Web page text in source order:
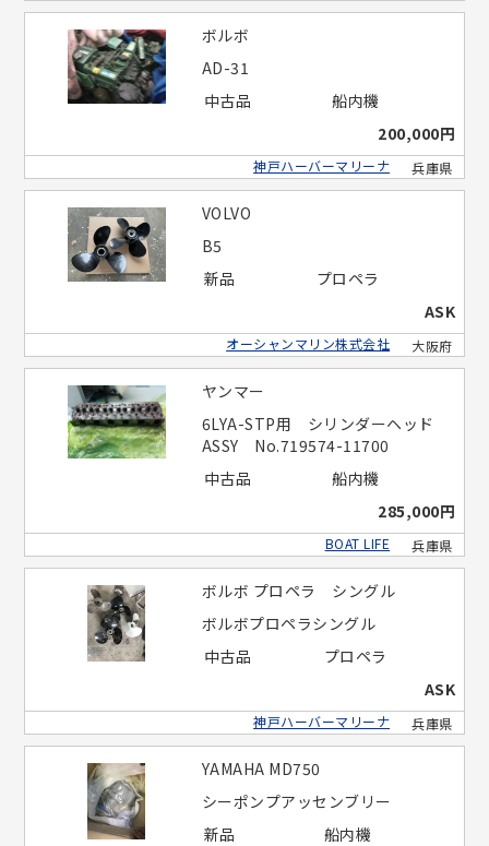
ボルボ
AD-31
中古品
船内機
200,000円
兵庫県
神戸ハーバーマリーナ
VOLVO
B5
新品
プロペラ
ASK
大阪府
オーシャンマリン株式会社
ヤンマー
6LYA-STP用 シリンダーヘッド
ASSY No.719574-11700
中古品
船内機
285,000円
兵庫県
BOAT LIFE
ボルボ プロペラ シングル
ボルボプロペラシングル
中古品
プロペラ
ASK
兵庫県
神戸ハーバーマリーナ
YAMAHA MD750
シーポンプアッセンブリー
新品
船内機